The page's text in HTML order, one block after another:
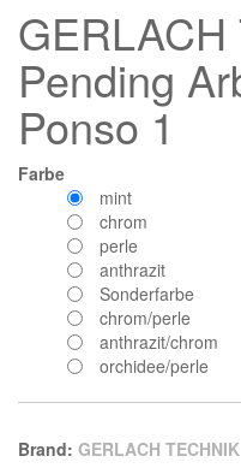
Pending
Ponso 1
Farbe
mint
chrom
perle
anthrazit
Sonderfarbe
chrom/perle
anthrazit/chrom
orchidee/perle
Brand: GERLACH TECHNIK